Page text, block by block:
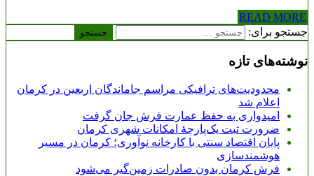
READ MORE
جستجو برای:
نوشته‌های تازه
محدودیت‌های ترافیکی مراسم جاماندگان اربعین در کرمان
اعلام شد
امیدواری به حفظ عمارت فرش جان گرفت
ضرورت ثبت یک‌پارچۀ امکانات شهری کرمان
پایان اقتصاد سنتی با کارخانه نوآوری؛ کرمان در مسیر
هوشمندسازی
فرش کرمان بدون صادرات زمین‌گیر می‌شود